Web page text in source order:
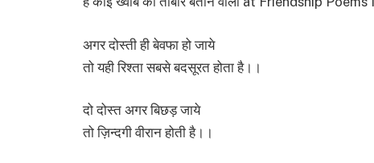
अगर दोस्ती ही बेवफा हो जाये
तो यही रिश्ता सबसे बदसूरत होता है।।
दो दोस्त अगर बिछड़ जाये
तो ज़िन्दगी वीरान होती है।।